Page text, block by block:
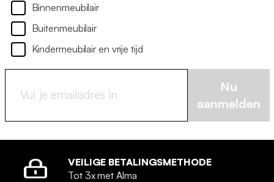
Binnenmeubilair
Buitenmeubilair
Kindermeubilair en vrije tijd
Nu
aanmelden
VEILIGE BETALINGSMETHODE
Tot 3x met Alma